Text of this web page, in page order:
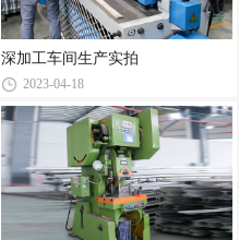
深加工车间生产实拍
2023-04-18